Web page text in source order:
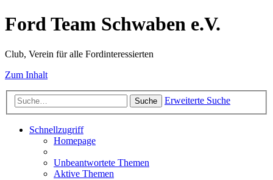
Ford Team Schwaben e.V.
Club, Verein für alle Fordinteressierten
Zum Inhalt
Suche Erweiterte Suche
Schnellzugriff
Homepage
Unbeantwortete Themen
Aktive Themen